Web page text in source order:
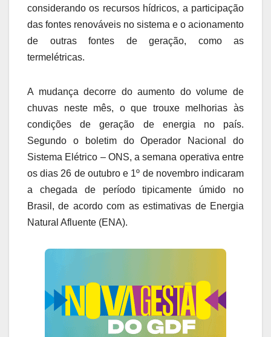
considerando os recursos hídricos, a participação
das fontes renováveis no sistema e o acionamento
de outras fontes de geração, como as
termelétricas.
A mudança decorre do aumento do volume de
chuvas neste mês, o que trouxe melhorias às
condições de geração de energia no país.
Segundo o boletim do Operador Nacional do
Sistema Elétrico – ONS, a semana operativa entre
os dias 26 de outubro e 1º de novembro indicaram
a chegada de período tipicamente úmido no
Brasil, de acordo com as estimativas de Energia
Natural Afluente (ENA).